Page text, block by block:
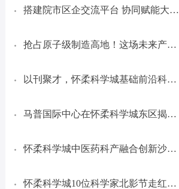
双线筑牢安全屏障
搭建院市区企交流平台 协同赋能大科
怀柔科学城大科学装置高研班在沪成
功...
抢占原子级制造高地！这场未来产业
以刊聚才，怀柔科学城基础前沿科技
论坛举行
马普国际中心在怀柔科学城东区揭牌
怀柔科学城中医药科产融合创新沙龙
活动成功举办
怀柔科学城10位科学家北影节走红